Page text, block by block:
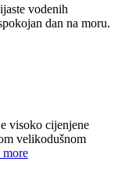
vodenih
dan na moru.
visoko cijenjene
velikodušnom
more